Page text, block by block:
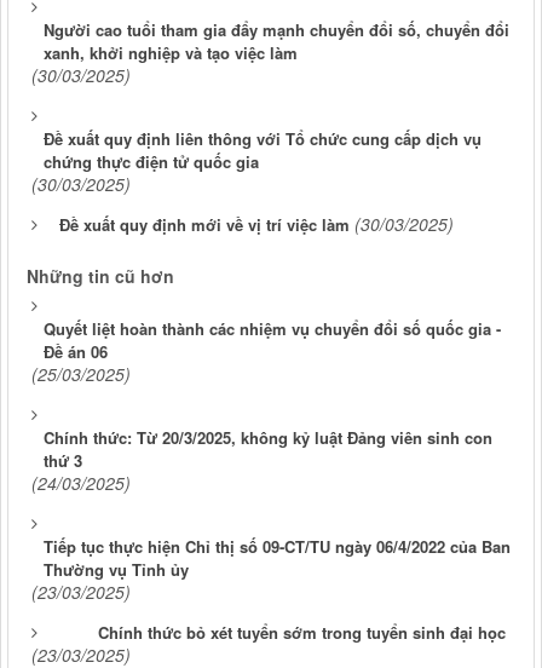
Người cao tuổi tham gia đẩy mạnh chuyển đổi số, chuyển đổi
xanh, khởi nghiệp và tạo việc làm
(30/03/2025)
Đề xuất quy định liên thông với Tổ chức cung cấp dịch vụ
chứng thực điện tử quốc gia
(30/03/2025)
Đề xuất quy định mới về vị trí việc làm (30/03/2025)
Những tin cũ hơn
Quyết liệt hoàn thành các nhiệm vụ chuyển đổi số quốc gia -
Đề án 06
(25/03/2025)
Chính thức: Từ 20/3/2025, không kỷ luật Đảng viên sinh con
thứ 3
(24/03/2025)
Tiếp tục thực hiện Chỉ thị số 09-CT/TU ngày 06/4/2022 của Ban
Thường vụ Tỉnh ủy
(23/03/2025)
Chính thức bỏ xét tuyển sớm trong tuyển sinh đại học
(23/03/2025)